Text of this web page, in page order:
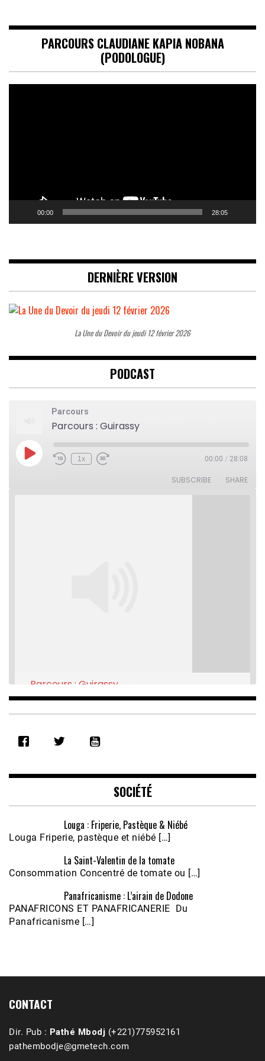
PARCOURS CLAUDIANE KAPIA NOBANA
(PODOLOGUE)
00:00 28:05
DERNIÈRE VERSION
La Une du Devoir du jeudi 12 février 2026
PODCAST
Parcours
Parcours : Guirassy
Play
Episode
Rewind
1x
Fast
00:00 / 28:08
SUBSCRIBE SHARE
RSS FEED
EMBED
Parcours : Guirassy
Feb 16, 2021 • 28:08
Écoutez le parcours de Claudiane Kapia
Nobana (Podologue)
Feb 24, 2021 • 28mn
SOCIÉTÉ
Louga : Friperie, Pastèque & Niébé
Louga Friperie, pastèque et niébé […]
La Saint-Valentin de la tomate
Consommation Concentré de tomate ou […]
Panafricanisme : L’airain de Dodone
PANAFRICONS ET PANAFRICANERIE Du
Panafricanisme […]
CONTACT
Dir. Pub : Pathé Mbodj (+221)775952161
pathembodje@gmetech.com